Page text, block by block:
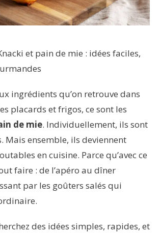
et pain de mie : idées faciles,
ingrédients qu’on retrouve dans
placards et frigos, ce sont les
de mie. Individuellement, ils sont
Mais ensemble, ils deviennent
en cuisine. Parce qu’avec ce
faire : de l’apéro au dîner
par les goûters salés qui
des idées simples, rapides, et